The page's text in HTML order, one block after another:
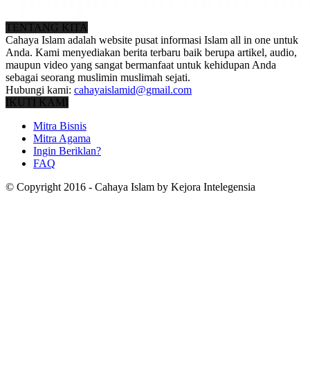
TENTANG KITA
Cahaya Islam adalah website pusat informasi Islam all in one untuk
Anda. Kami menyediakan berita terbaru baik berupa artikel, audio,
maupun video yang sangat bermanfaat untuk kehidupan Anda
sebagai seorang muslimin muslimah sejati.
Hubungi kami: cahayaislamid@gmail.com
IKUTI KAMI
Mitra Bisnis
Mitra Agama
Ingin Beriklan?
FAQ
© Copyright 2016 - Cahaya Islam by Kejora Intelegensia